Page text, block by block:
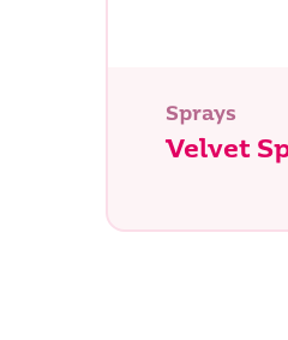
Sprays
Velvet